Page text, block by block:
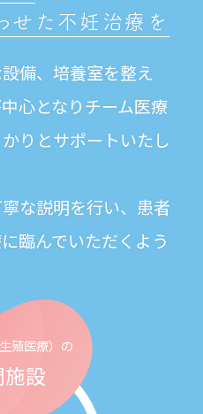
せた 不妊治療を
備、培養室を整え
心となりチーム医療
りとサポートいたし
な説明を行い、患者
臨んでいただくよう
殖医療）の
設